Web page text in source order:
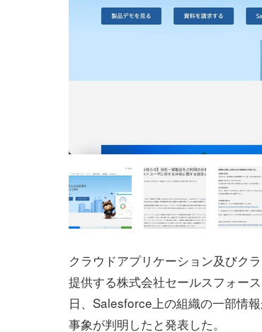
クラウドアプリケーション及びク
提供する株式会社セールスフォー
日、Salesforce上の組織の一部情
事象が判明したと発表した。